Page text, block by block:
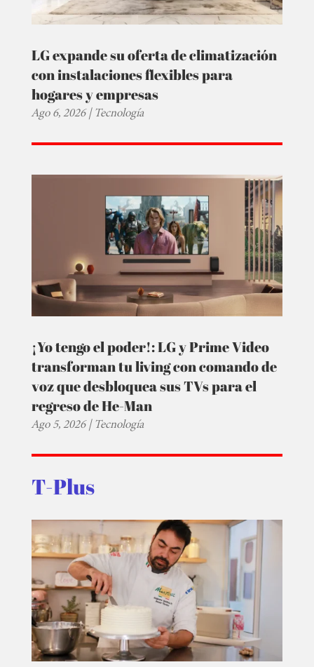
LG expande su oferta de climatización
con instalaciones flexibles para
hogares y empresas
Ago 6, 2026|Tecnología
¡Yo tengo el poder!: LG y Prime Video
transforman tu living con comando de
voz que desbloquea sus TVs para el
regreso de He-Man
Ago 5, 2026|Tecnología
T-Plus